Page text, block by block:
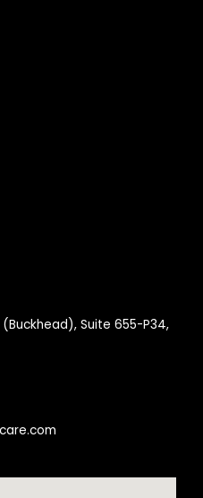
Suite 655-P34,